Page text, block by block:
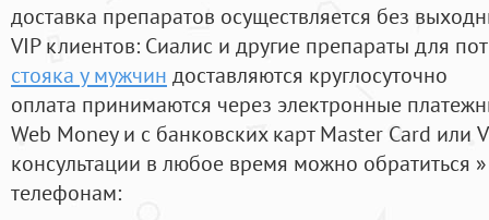
доставка препаратов осуществляется без
VIP клиентов: Сиалис и другие препараты для
стояка у мужчин доставляются круглосуточно
оплата принимаются через электронные
Web Money и с банковских карт Master Card или
консультации в любое время можно обратиться
телефонам: